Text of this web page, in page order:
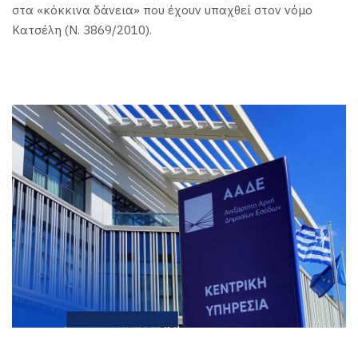
στα «κόκκινα δάνεια» που έχουν υπαχθεί στον νόμο
Κατσέλη (Ν. 3869/2010).